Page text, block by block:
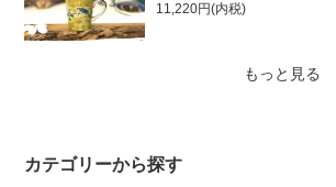
11,220円(内税)
もっと見る
カテゴリーから探す